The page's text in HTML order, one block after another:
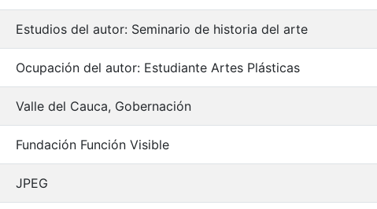
Estudios del autor: Seminario de historia del arte
Ocupación del autor: Estudiante Artes Plásticas
Valle del Cauca, Gobernación
Fundación Función Visible
JPEG